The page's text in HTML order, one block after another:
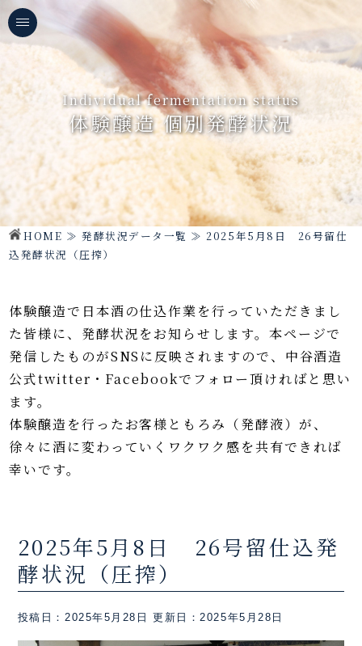
Individual fermentation status
体験醸造 個別発酵状況
HOME ≫ 発酵状況データ一覧 ≫2025年5月8日 26号留仕
込発酵状況（圧搾）
体験醸造で日本酒の仕込作業を行っていただきまし
た皆様に、発酵状況をお知らせします。 本ページで
発信したものがSNSに反映されますので、中谷酒造
公式twitter・Facebookでフォロー頂ければと思い
ます。
体験醸造を行ったお客様ともろみ（発酵液）が、
徐々に酒に変わっていくワクワク感を共有できれば
幸いです。
2025年5月8日 26号留仕込発
酵状況（圧搾）
投稿日：2025年5月28日 更新日：2025年5月28日